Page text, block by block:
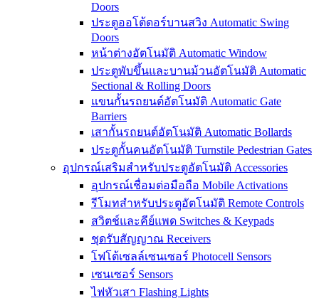
Doors
ประตูออโต้ดอร์บานสวิง Automatic Swing
Doors
หน้าต่างอัตโนมัติ Automatic Window
ประตูพับขึ้นและบานม้วนอัตโนมัติ Automatic
Sectional & Rolling Doors
แขนกั้นรถยนต์อัตโนมัติ Automatic Gate
Barriers
เสากั้นรถยนต์อัตโนมัติ Automatic Bollards
ประตูกั้นคนอัตโนมัติ Turnstile Pedestrian Gates
อุปกรณ์เสริมสำหรับประตูอัตโนมัติ Accessories
อุปกรณ์เชื่อมต่อมือถือ Mobile Activations
รีโมทสำหรับประตูอัตโนมัติ Remote Controls
สวิตช์และคีย์แพด Switches & Keypads
ชุดรับสัญญาณ Receivers
โฟโต้เซลล์เซนเซอร์ Photocell Sensors
เซนเซอร์ Sensors
ไฟหัวเสา Flashing Lights